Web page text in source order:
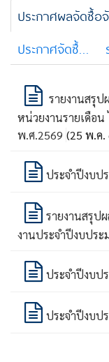
ประกาศผลจัดซื้อ
ประกาศจัดซื้อจัดจ้าง e-bidding
รายงานสรุป
หน่วยงานรายเดือ
พ.ศ.2569 (25 พ.ค.
ประจำปีงบป
รายงานสรุป
งานประจำปีงบปร
ประจำปีงบป
ประจำปีงบป